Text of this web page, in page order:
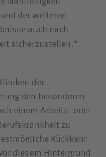
der weiteren
auch nach
sicherzustellen.“
der
den besonderen
einem Arbeits- oder
zu
Rückkehr
diesem Hintergrund